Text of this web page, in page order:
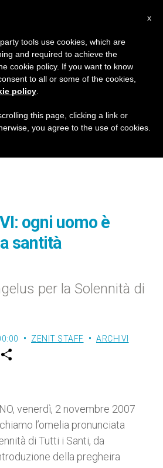
ogni uomo è
santità
per la Solennità di
ZENIT STAFF ARCHIVI
w
venerdì, 2 novembre 2007
l’omelia pronunciata
di Tutti i Santi, da
della pregheira
x
tools use cookies, which are
and required to achieve the
cookie policy. If you want to know
to all or some of the cookies,
policy
this page, clicking a link or
you agree to the use of cookies.